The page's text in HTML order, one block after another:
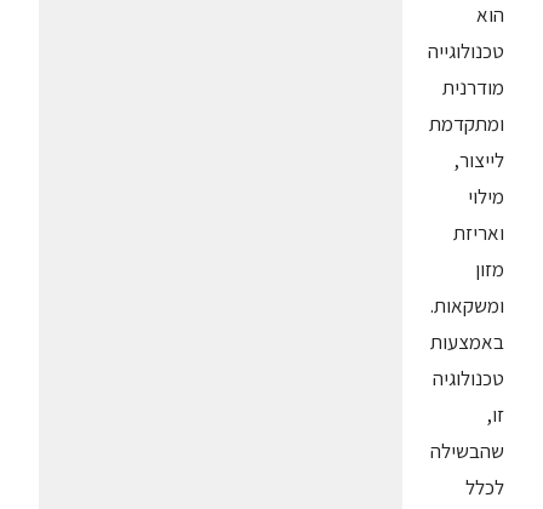
הוא
טכנולוגייה
מודרנית
ומתקדמת
לייצור,
מילוי
ואריזת
מזון
ומשקאות.
באמצעות
טכנולוגיה
זו,
שהבשילה
לכלל